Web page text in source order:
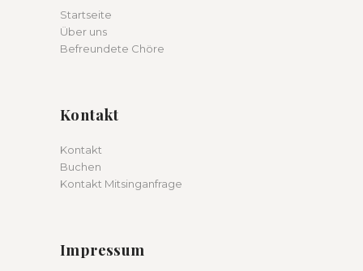
Startseite
Über uns
Befreundete Chöre
Kontakt
Kontakt
Buchen
Kontakt Mitsinganfrage
Impressum